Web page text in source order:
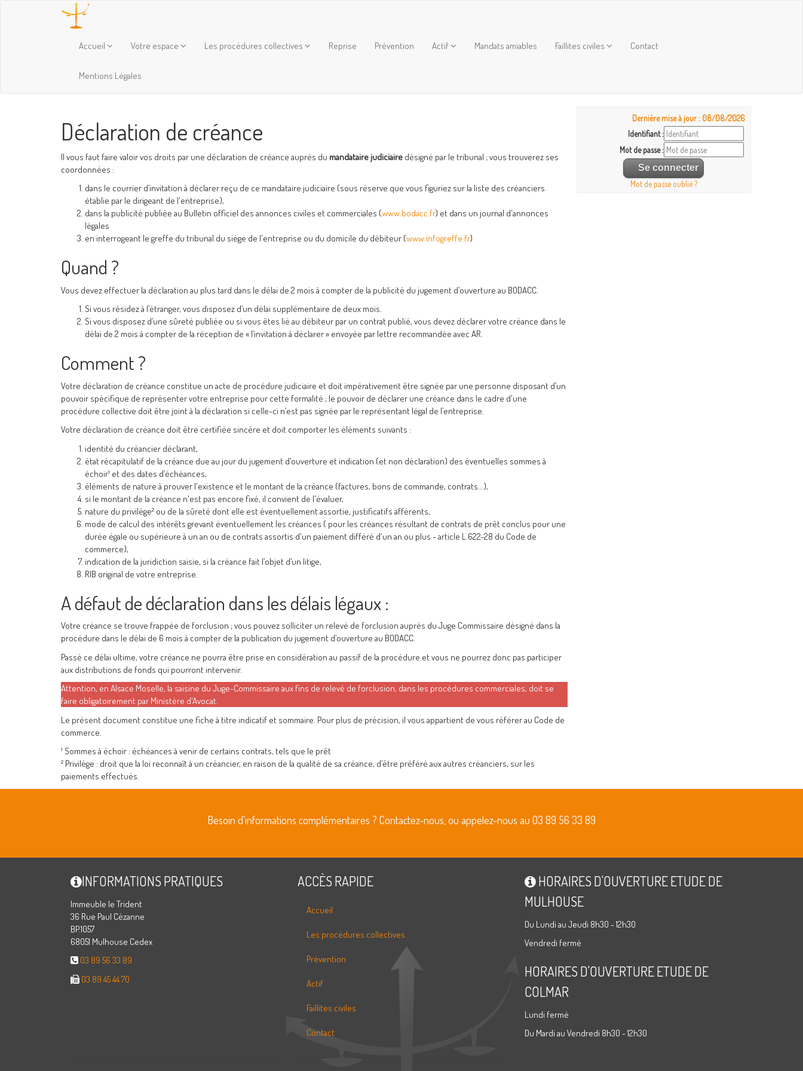
Accueil Votre espace Les procédures collectives Reprise Prévention Actif Mandats amiables Faillites civiles Contact
Mentions Légales
Déclaration de créance
Il vous faut faire valoir vos droits par une déclaration de créance auprès du mandataire judiciaire désigné par le tribunal ; vous trouverez ses
coordonnées :
dans le courrier d’invitation à déclarer reçu de ce mandataire judiciaire (sous réserve que vous figuriez sur la liste des créanciers
établie par le dirigeant de l'entreprise),
dans la publicité publiée au Bulletin officiel des annonces civiles et commerciales (www.bodacc.fr) et dans un journal d'annonces
légales
en interrogeant le greffe du tribunal du siège de l'entreprise ou du domicile du débiteur (www.infogreffe.fr)
Quand ?
Vous devez effectuer la déclaration au plus tard dans le délai de 2 mois à compter de la publicité du jugement d’ouverture au BODACC.
Si vous résidez à l’étranger, vous disposez d’un délai supplémentaire de deux mois.
Si vous disposez d’une sûreté publiée ou si vous êtes lié au débiteur par un contrat publié, vous devez déclarer votre créance dans le
délai de 2 mois à compter de la réception de « l’invitation à déclarer » envoyée par lettre recommandée avec AR.
Comment ?
Votre déclaration de créance constitue un acte de procédure judiciaire et doit impérativement être signée par une personne disposant d’un
pouvoir spécifique de représenter votre entreprise pour cette formalité ; le pouvoir de déclarer une créance dans le cadre d'une
procédure collective doit être joint à la déclaration si celle-ci n’est pas signée par le représentant légal de l’entreprise.
Votre déclaration de créance doit être certifiée sincère et doit comporter les éléments suivants :
identité du créancier déclarant,
état récapitulatif de la créance due au jour du jugement d’ouverture et indication (et non déclaration) des éventuelles sommes à
échoir¹ et des dates d’échéances,
éléments de nature à prouver l'existence et le montant de la créance (factures, bons de commande, contrats...),
si le montant de la créance n'est pas encore fixé, il convient de l'évaluer,
nature du privilège² ou de la sûreté dont elle est éventuellement assortie, justificatifs afférents,
mode de calcul des intérêts grevant éventuellement les créances ( pour les créances résultant de contrats de prêt conclus pour une
durée égale ou supérieure à un an ou de contrats assortis d'un paiement différé d'un an ou plus - article L.622-28 du Code de
commerce),
indication de la juridiction saisie, si la créance fait l’objet d’un litige,
RIB original de votre entreprise.
A défaut de déclaration dans les délais légaux :
Votre créance se trouve frappée de forclusion ; vous pouvez solliciter un relevé de forclusion auprès du Juge Commissaire désigné dans la
procédure dans le délai de 6 mois à compter de la publication du jugement d’ouverture au BODACC.
Passé ce délai ultime, votre créance ne pourra être prise en considération au passif de la procédure et vous ne pourrez donc pas participer
aux distributions de fonds qui pourront intervenir.
Attention, en Alsace Moselle, la saisine du Juge-Commissaire aux fins de relevé de forclusion, dans les procédures commerciales, doit se
faire obligatoirement par Ministère d'Avocat.
Le présent document constitue une fiche à titre indicatif et sommaire. Pour plus de précision, il vous appartient de vous référer au Code de
commerce.
¹ Sommes à échoir : échéances à venir de certains contrats, tels que le prêt
² Privilège : droit que la loi reconnaît à un créancier, en raison de la qualité de sa créance, d’être préféré aux autres créanciers, sur les
paiements effectués.
Dernière mise à jour : 08/08/2026
Identifiant :
Mot de passe :
Mot de passe oublié ?
Besoin d'informations complémentaires ? Contactez-nous, ou appelez-nous au 03 89 56 33 89
INFORMATIONS PRATIQUES
Immeuble le Trident
36 Rue Paul Cézanne
BP.1057
68051 Mulhouse Cedex
03 89 56 33 89
03 89 45 44 70
ACCÈS RAPIDE
Accueil
Les procédures collectives
Prévention
Actif
Faillites civiles
Contact
HORAIRES D'OUVERTURE ETUDE DE
MULHOUSE
Du Lundi au Jeudi 8h30 - 12h30
Vendredi fermé
HORAIRES D'OUVERTURE ETUDE DE
COLMAR
Lundi fermé
Du Mardi au Vendredi 8h30 - 12h30